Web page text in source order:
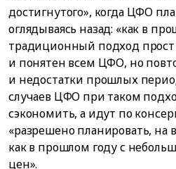
достигнутого», когда ЦФО
оглядываясь назад: «как в
традиционный подход
и понятен всем ЦФО, но
и недостатки прошлых
случаев ЦФО при таком
сэкономить, а идут по
«разрешено планировать, на
как в прошлом году с
цен».